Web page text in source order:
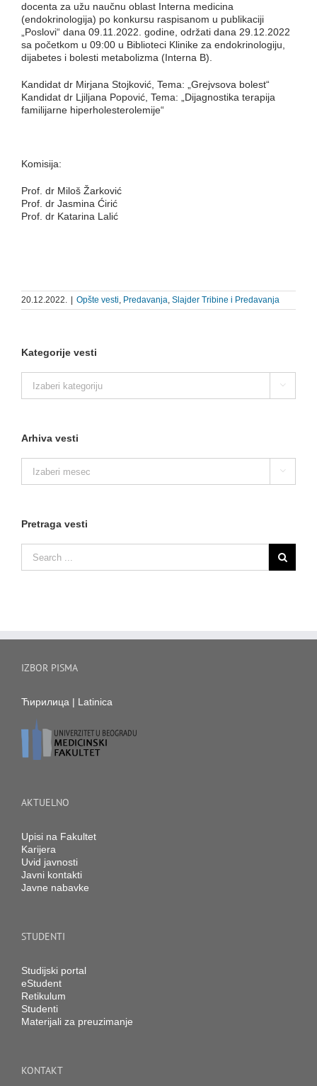
docenta za užu naučnu oblast Interna medicina
(endokrinologija) po konkursu raspisanom u publikaciji
„Poslovi“ dana 09.11.2022. godine, održati dana 29.12.2022
sa početkom u 09:00 u Biblioteci Klinike za endokrinologiju,
dijabetes i bolesti metabolizma (Interna B).
Kandidat dr Mirjana Stojković, Tema: „Grejvsova bolest“
Kandidat dr Ljiljana Popović, Tema: „Dijagnostika terapija
familijarne hiperholesterolemije“
Komisija:
Prof. dr Miloš Žarković
Prof. dr Jasmina Ćirić
Prof. dr Katarina Lalić
20.12.2022. Opšte vesti, Predavanja, Slajder Tribine i Predavanja
Kategorije vesti
vesti

Arhiva vesti
vesti

Pretraga vesti
IZBOR PISMA
Ћирилица | Latinica
AKTUELNO
Upisi na Fakultet
Karijera
Uvid javnosti
Javni kontakti
Javne nabavke
STUDENTI
Studijski portal
eStudent
Retikulum
Studenti
Materijali za preuzimanje
KONTAKT